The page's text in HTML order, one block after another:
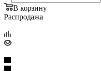
В корзину
Распродажа